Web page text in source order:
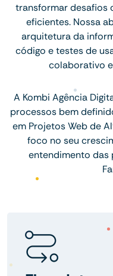
transformar desafios
eficientes. Nossa
arquitetura da
código e testes de
colaborativo
A Kombi Agência
processos bem
em Projetos Web de
foco no seu
entendimento das